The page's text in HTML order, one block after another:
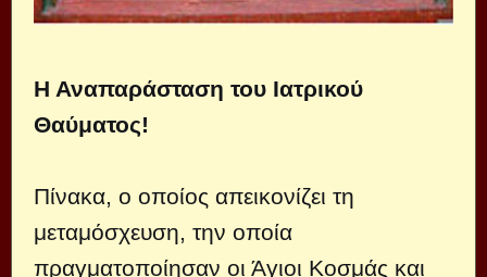
Η Αναπαράσταση του Ιατρικού
Θαύματος!
Πίνακα, ο οποίος απεικονίζει τη
μεταμόσχευση, την οποία
πραγματοποίησαν οι Άγιοι Κοσμάς και